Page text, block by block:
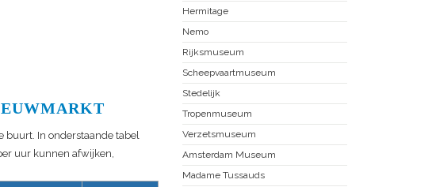
In onderstaande tabel
uur kunnen afwijken,
Hermitage
Nemo
Rijksmuseum
Scheepvaartmuseum
Stedelijk
Tropenmuseum
Verzetsmuseum
Amsterdam Museum
Madame Tussauds